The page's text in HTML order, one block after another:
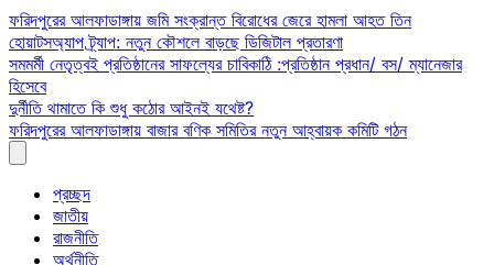
Skip
to
content
ফরিদপুরের আলফাডাঙ্গায় জমি সংক্রান্ত বিরোধের জেরে হামলা আহত তিন
হোয়াটসঅ্যাপ ট্র্যাপ: নতুন কৌশলে বাড়ছে ডিজিটাল প্রতারণা
সমমর্মী নেতৃত্বই প্রতিষ্ঠানের সাফল্যের চাবিকাঠি :প্রতিষ্ঠান প্রধান/ বস/ ম্যানেজার
হিসেবে
দুর্নীতি থামাতে কি শুধু কঠোর আইনই যথেষ্ট?
ফরিদপুরের আলফাডাঙ্গায় বাজার বণিক সমিতির নতুন আহ্বায়ক কমিটি গঠন
প্রচ্ছদ
জাতীয়
রাজনীতি
অর্থনীতি